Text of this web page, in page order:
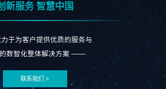
新服务 智慧中国
于为客户提供优质的服务与
数智化整体解决方案 ——
联系我们 >